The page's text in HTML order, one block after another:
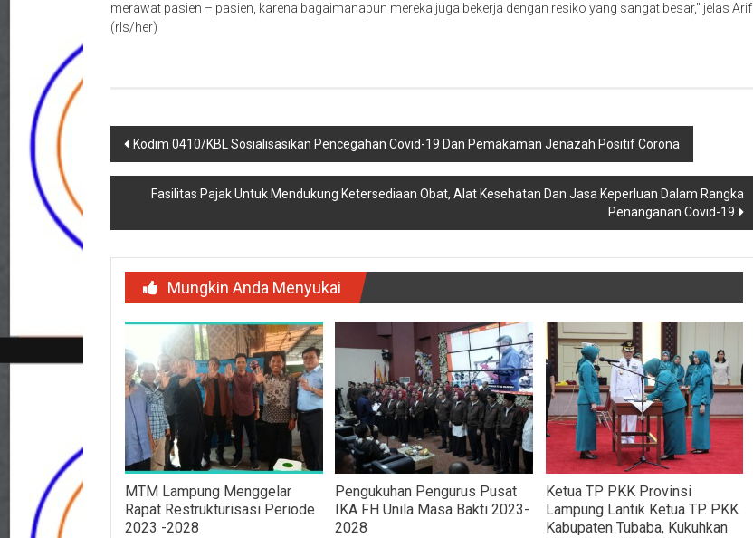
merawat pasien – pasien, karena bagaimanapun mereka juga bekerja dengan resiko yang sangat besar,” jelas Arif.
(rls/her)
Navigasi
pos
Kodim 0410/KBL Sosialisasikan Pencegahan Covid-19 Dan Pemakaman Jenazah Positif Corona
Fasilitas Pajak Untuk Mendukung Ketersediaan Obat, Alat Kesehatan Dan Jasa Keperluan Dalam Rangka
Penanganan Covid-19
Mungkin Anda Menyukai
MTM Lampung Menggelar
Rapat Restrukturisasi Periode
2023 -2028
Pengukuhan Pengurus Pusat
IKA FH Unila Masa Bakti 2023-
2028
Ketua TP PKK Provinsi
Lampung Lantik Ketua TP. PKK
Kabupaten Tubaba, Kukuhkan